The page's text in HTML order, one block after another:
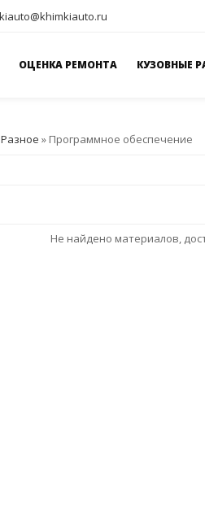
ОЦЕНКА РЕМОНТА КУЗОВНЫЕ
Разное » Программное обеспечение
Не найдено материалов,